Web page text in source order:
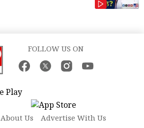
FOLLOW US ON
About Us
Advertise With Us